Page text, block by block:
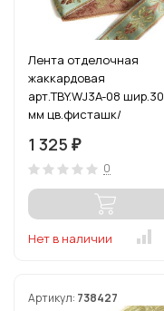
Лента отделочная
жаккардовая
арт.TBY.WJ3A-08 шир.30
мм цв.фисташк/
1 325 ₽
0
Нет в наличии
Артикул: 738427